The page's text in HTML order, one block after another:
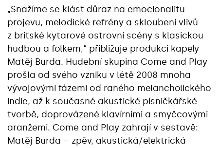
„Snažíme se klást důraz na emocionalitu
projevu, melodické refrény a skloubení vlivů
z britské kytarové ostrovní scény s klasickou
hudbou a folkem,“ přibližuje produkci kapely
Matěj Burda. Hudební skupina Come and Play
prošla od svého vzniku v létě 2008 mnoha
vývojovými fázemi od raného melancholického
indie, až k současné akustické písničkářské
tvorbě, doprovázené klavírními a smyčcovými
aranžemi. Come and Play zahrají v sestavě:
Matěj Burda – zpěv, akustická/elektrická